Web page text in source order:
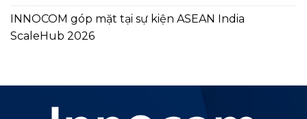
INNOCOM góp mặt tại sự kiện ASEAN India
ScaleHub 2026